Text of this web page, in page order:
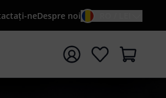
neDespre noi
de căutare {searchTerm}